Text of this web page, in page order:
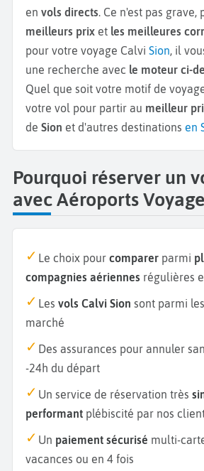
en vols directs. Ce n'est pas grave,
meilleurs prix et les meilleures
pour votre voyage Calvi Sion, il
une recherche avec le moteur ci-
Quel que soit votre motif de
votre vol pour partir au meilleur
de Sion et d'autres destinations en
Pourquoi réserver un
avec Aéroports
Le choix pour comparer parmi
compagnies aériennes régulières
Les vols Calvi Sion sont parmi les
marché
Des assurances pour annuler
-24h du départ
Un service de réservation très
performant plébiscité par nos
Un paiement sécurisé multi-
vacances ou en 4 fois